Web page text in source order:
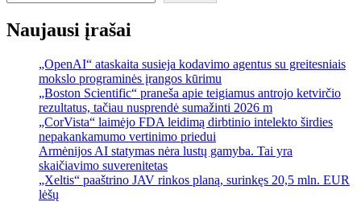
Naujausi įrašai
„OpenAI“ ataskaita susieja kodavimo agentus su greitesniais
mokslo programinės įrangos kūrimu
„Boston Scientific“ praneša apie teigiamus antrojo ketvirčio
rezultatus, tačiau nusprendė sumažinti 2026 m
„CorVista“ laimėjo FDA leidimą dirbtinio intelekto širdies
nepakankamumo vertinimo priedui
Armėnijos AI statymas nėra lustų gamyba. Tai yra
skaičiavimo suverenitetas
„Xeltis“ paaštrino JAV rinkos planą, surinkęs 20,5 mln. EUR
lėšų